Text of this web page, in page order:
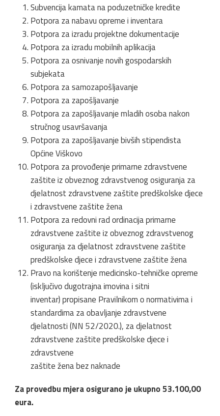
Subvencija kamata na poduzetničke kredite
Potpora za nabavu opreme i inventara
Potpora za izradu projektne dokumentacije
Potpora za izradu mobilnih aplikacija
Potpora za osnivanje novih gospodarskih
subjekata
Potpora za samozapošljavanje
Potpora za zapošljavanje
Potpora za zapošljavanje mladih osoba nakon
stručnog usavršavanja
Potpora za zapošljavanje bivših stipendista
Općine Viškovo
Potpora za provođenje primarne zdravstvene
zaštite iz obveznog zdravstvenog osiguranja za
djelatnost zdravstvene zaštite predškolske djece
i zdravstvene zaštite žena
Potpora za redovni rad ordinacija primarne
zdravstvene zaštite iz obveznog zdravstvenog
osiguranja za djelatnost zdravstvene zaštite
predškolske djece i zdravstvene zaštite žena
Pravo na korištenje medicinsko-tehničke opreme
(isključivo dugotrajna imovina i sitni
inventar) propisane Pravilnikom o normativima i
standardima za obavljanje zdravstvene
djelatnosti (NN 52/2020.), za djelatnost
zdravstvene zaštite predškolske djece i
zdravstvene
zaštite žena bez naknade
Za provedbu mjera osigurano je ukupno 53.100,00
eura.